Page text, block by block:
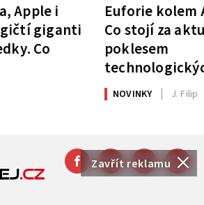
Zavřít reklamu
Apple i
giganti
Co
Euforie kolem
Co stojí za
poklesem
NOVINKY J. Filip